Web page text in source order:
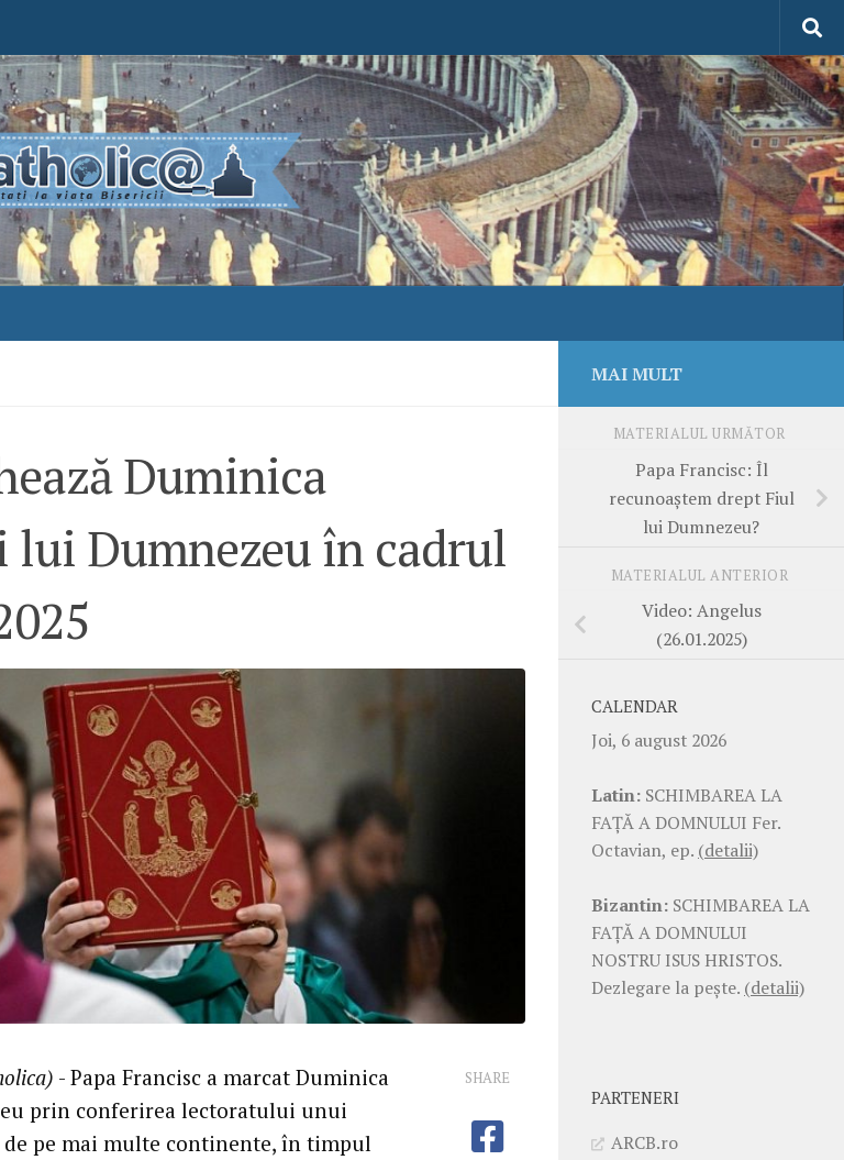
Duminica
Dumnezeu în cadrul
- Papa Francisc a marcat Duminica
prin conferirea lectoratului unui
pe mai multe continente, în timpul
SHARE
MAI MULT
MATERIALUL URMĂTOR
Papa Francisc: Îl
recunoaștem drept Fiul
lui Dumnezeu?
MATERIALUL ANTERIOR
Video: Angelus
(26.01.2025)
CALENDAR
Joi, 6 august 2026
Latin: SCHIMBAREA LA
FAŢĂ A DOMNULUI Fer.
Octavian, ep. (detalii)
Bizantin: SCHIMBAREA LA
FAŢĂ A DOMNULUI
NOSTRU ISUS HRISTOS.
Dezlegare la pește. (detalii)
PARTENERI
ARCB.ro